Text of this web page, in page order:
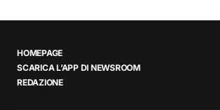
HOMEPAGE
SCARICA L’APP DI NEWSROOM
REDAZIONE